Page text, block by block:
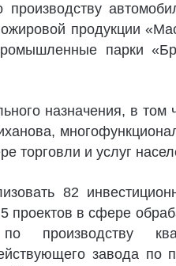
продукции
парки
назначения, в
торговли и услуг
82
проектов в сфере
производству
завода по